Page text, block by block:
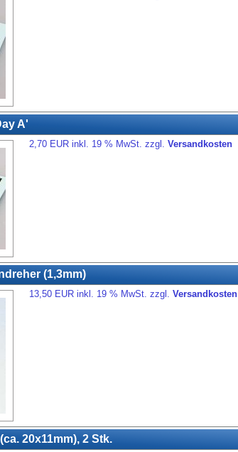
A'
2,70 EUR inkl. 19 % MwSt. zzgl.Versandkosten
(1,3mm)
13,50 EUR inkl. 19 % MwSt. zzgl.Versandkosten
20x11mm), 2 Stk.